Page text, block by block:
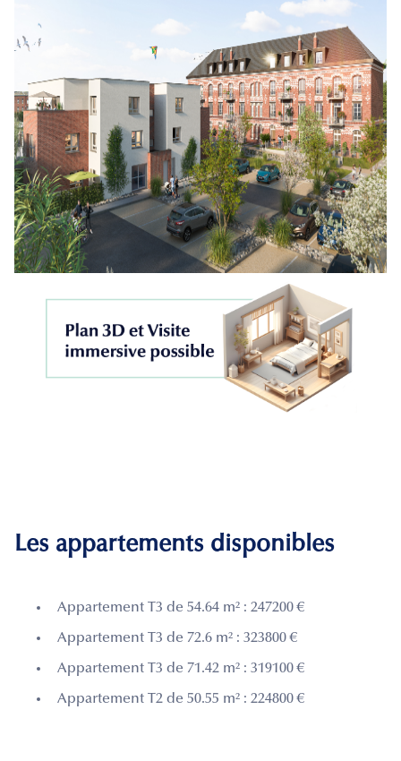
Les appartements disponibles
Appartement T3 de 54.64 m² : 247200 €
Appartement T3 de 72.6 m² : 323800 €
Appartement T3 de 71.42 m² : 319100 €
Appartement T2 de 50.55 m² : 224800 €